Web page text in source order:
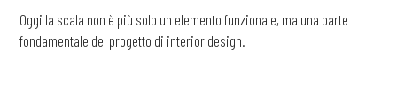
Oggi la scala non è più solo un elemento funzionale, ma una parte
fondamentale del progetto di interior design.